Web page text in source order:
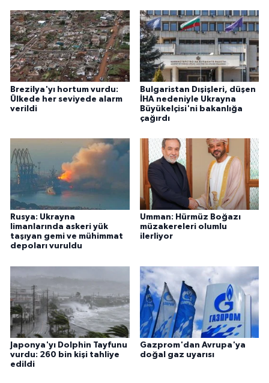
Brezilya'yı hortum vurdu:
Ülkede her seviyede alarm
verildi
Bulgaristan Dışişleri, düşen
İHA nedeniyle Ukrayna
Büyükelçisi'ni bakanlığa
çağırdı
Rusya: Ukrayna
limanlarında askeri yük
taşıyan gemi ve mühimmat
depoları vuruldu
Umman: Hürmüz Boğazı
müzakereleri olumlu
ilerliyor
Japonya'yı Dolphin Tayfunu
vurdu: 260 bin kişi tahliye
edildi
Gazprom'dan Avrupa'ya
doğal gaz uyarısı